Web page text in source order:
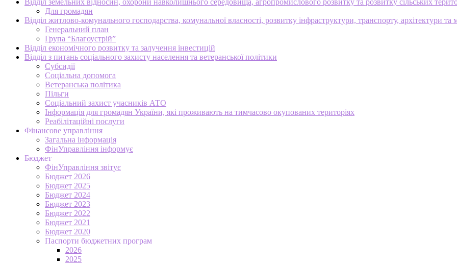
Для громадян
Відділ житлово-комунального господарства, комунальної власності, розвитку інфраструктури, транспорту, архітектури та
Генеральний план
Група “Благоустрій”
Відділ економічного розвитку та залучення інвестицій
Відділ з питань соціального захисту населення та ветеранської політики
Субсидії
Соціальна допомога
Ветеранська політика
Пільги
Соціальний захист учасників АТО
Інформація для громадян України, які проживають на тимчасово окупованих територіях
Реабілітаційні послуги
Фінансове управління
Загальна інформація
ФінУправління інформує
Бюджет
ФінУправління звітує
Бюджет 2026
Бюджет 2025
Бюджет 2024
Бюджет 2023
Бюджет 2022
Бюджет 2021
Бюджет 2020
Паспорти бюджетних програм
2026
2025